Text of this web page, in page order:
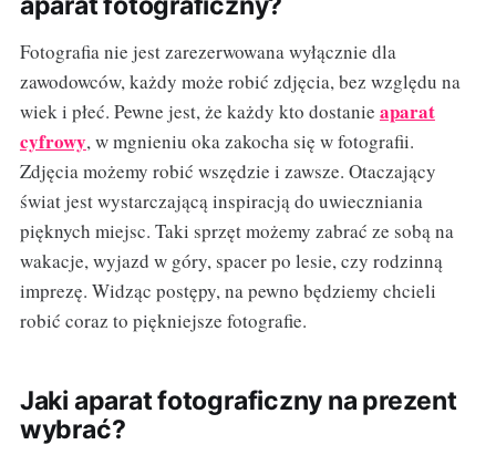
Fotografia nie jest zarezerwowana wyłącznie dla
zawodowców, każdy może robić zdjęcia, bez względu na
wiek i płeć. Pewne jest, że każdy kto dostanie aparat
cyfrowy, w mgnieniu oka zakocha się w fotografii.
Zdjęcia możemy robić wszędzie i zawsze. Otaczający
świat jest wystarczającą inspiracją do uwieczniania
pięknych miejsc. Taki sprzęt możemy zabrać ze sobą na
wakacje, wyjazd w góry, spacer po lesie, czy rodzinną
imprezę. Widząc postępy, na pewno będziemy chcieli
robić coraz to piękniejsze fotografie.
Jaki aparat fotograficzny na prezent
wybrać?